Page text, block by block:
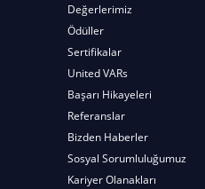
Değerlerimiz
Ödüller
Sertifikalar
United VARs
Başarı Hikayeleri
Referanslar
Bizden Haberler
Sosyal Sorumluluğumuz
Kariyer Olanakları